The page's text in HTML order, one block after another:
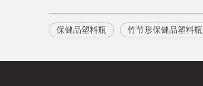
保健品塑料瓶 竹节形保健品塑料瓶